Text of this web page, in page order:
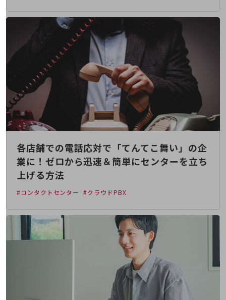
解決するヒントをお届けする記事サイト
お役立ち資料ダウンロード
トレンド記事特集
IT用語集
中堅中小企業向け
サービス・ソリューション
課題やニーズに合ったサービスをご紹介し、
中堅中小企業のビジネスをサポート！
お悩みから見つける
お悩みから見つけるTOP
ネットワーク
モバイル・音声
バックオフィス
リモート・ハイブリッドワーク
セキュリティ
その他のお悩みはこちら
各店舗での電話応対で「てんてこ舞い」の企
業に！ゼロから迅速＆簡単にセンターを立ち
上げる方法
#コンタクトセンター #クラウドPBX